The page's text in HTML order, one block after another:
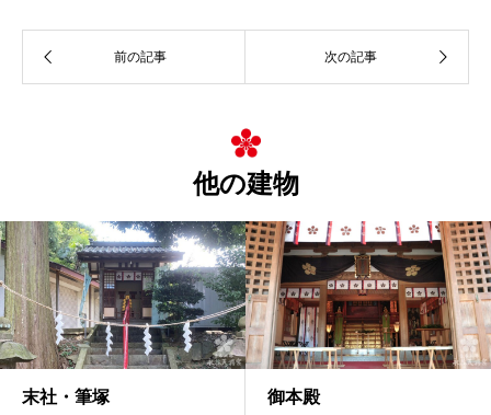
他の建物
末社・筆塚 御本殿